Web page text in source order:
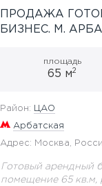
ПРОДАЖА
БИЗНЕС. М.
площадь
65 м2
Район: ЦАО
Арбатская
Адрес: Москва,
Готовый арендный
помещение 65 кв.м,